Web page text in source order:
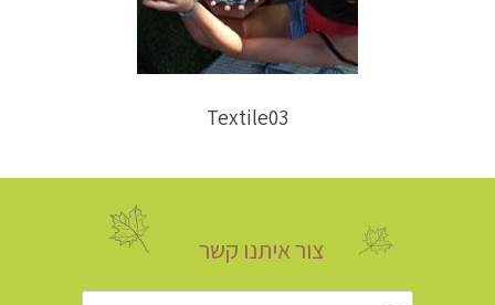
Textile03
צור איתנו קשר